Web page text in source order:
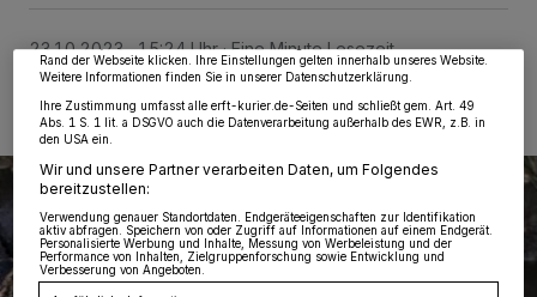
23.10.2023 , 15:24 Uhr Eine Minute Lesezeit
widerrufen, indem Sie auf den Link Einstellungen oder Ablehnen am unteren
Rand der Webseite klicken. Ihre Einstellungen gelten innerhalb unseres Website.
Weitere Informationen finden Sie in unserer Datenschutzerklärung.
Ihre Zustimmung umfasst alle erft-kurier.de-Seiten und schließt gem. Art. 49
Abs. 1 S. 1 lit. a DSGVO auch die Datenverarbeitung außerhalb des EWR, z.B. in
den USA ein.
Wir und unsere Partner verarbeiten Daten, um Folgendes
bereitzustellen:
Verwendung genauer Standortdaten. Endgeräteeigenschaften zur Identifikation
aktiv abfragen. Speichern von oder Zugriff auf Informationen auf einem Endgerät.
Personalisierte Werbung und Inhalte, Messung von Werbeleistung und der
Performance von Inhalten, Zielgruppenforschung sowie Entwicklung und
Verbesserung von Angeboten.